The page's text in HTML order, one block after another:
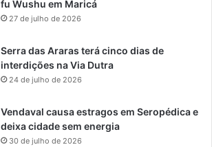
fu Wushu em Maricá
27 de julho de 2026
Serra das Araras terá cinco dias de
interdições na Via Dutra
24 de julho de 2026
Vendaval causa estragos em Seropédica e
deixa cidade sem energia
30 de julho de 2026